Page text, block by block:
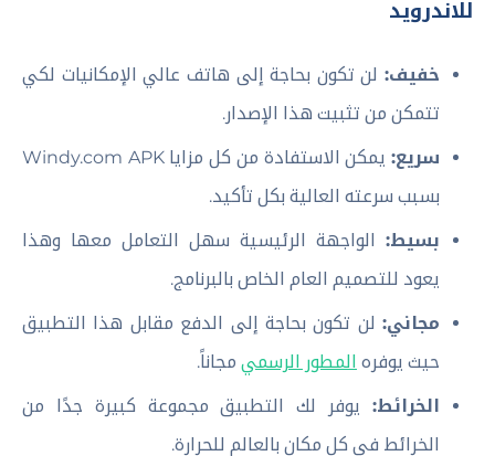
للاندرويد
خفيف: لن تكون بحاجة إلى هاتف عالي الإمكانيات لكي
تتمكن من تثبيت هذا الإصدار.
سريع:
يمكن الاستفادة من كل مزايا Windy.com APK
بسبب سرعته العالية بكل تأكيد.
بسيط: الواجهة الرئيسية سهل التعامل معها وهذا
يعود للتصميم العام الخاص بالبرنامج.
مجاني: لن تكون بحاجة إلى الدفع مقابل هذا التطبيق
حيث يوفره المطور الرسمي مجاناً.
الخرائط: يوفر لك التطبيق مجموعة كبيرة جدًا من
الخرائط في كل مكان بالعالم للحرارة.